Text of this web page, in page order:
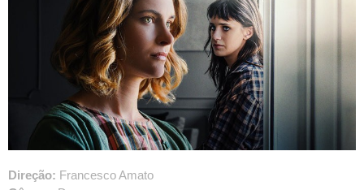
Direção: Francesco Amato